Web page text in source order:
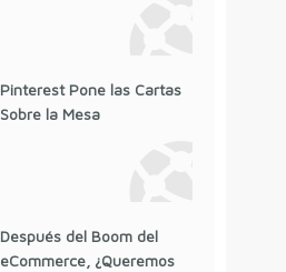
Pinterest Pone las Cartas
Sobre la Mesa
Después del Boom del
eCommerce, ¿Queremos